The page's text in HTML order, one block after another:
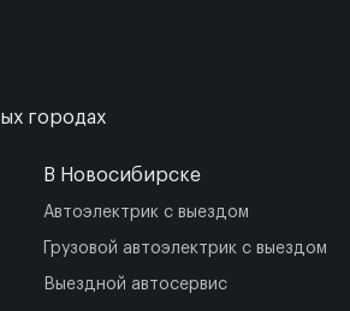
городах
В Новосибирске
Автоэлектрик с выездом
Грузовой автоэлектрик с выездом
Выездной автосервис